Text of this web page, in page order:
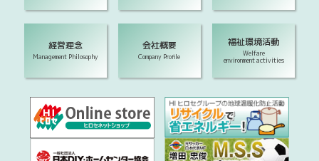
経営理念
Management Philosophy
会社概要
Company Profile
福祉環境活動
Welfare
environment activities